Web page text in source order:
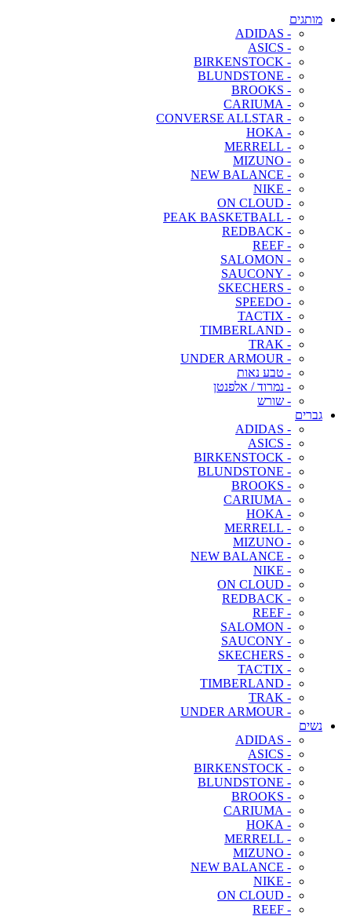
מותגים
- ADIDAS
- ASICS
- BIRKENSTOCK
- BLUNDSTONE
- BROOKS
- CARIUMA
- CONVERSE ALLSTAR
- HOKA
- MERRELL
- MIZUNO
- NEW BALANCE
- NIKE
- ON CLOUD
- PEAK BASKETBALL
- REDBACK
- REEF
- SALOMON
- SAUCONY
- SKECHERS
- SPEEDO
- TACTIX
- TIMBERLAND
- TRAK
- UNDER ARMOUR
- טבע נאות
- נמרוד / אלפנטן
- שורש
גברים
- ADIDAS
- ASICS
- BIRKENSTOCK
- BLUNDSTONE
- BROOKS
- CARIUMA
- HOKA
- MERRELL
- MIZUNO
- NEW BALANCE
- NIKE
- ON CLOUD
- REDBACK
- REEF
- SALOMON
- SAUCONY
- SKECHERS
- TACTIX
- TIMBERLAND
- TRAK
- UNDER ARMOUR
נשים
- ADIDAS
- ASICS
- BIRKENSTOCK
- BLUNDSTONE
- BROOKS
- CARIUMA
- HOKA
- MERRELL
- MIZUNO
- NEW BALANCE
- NIKE
- ON CLOUD
- REEF